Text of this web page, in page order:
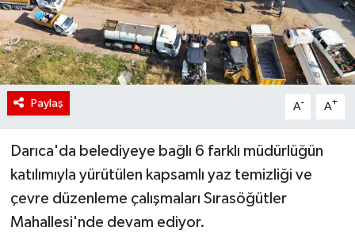
Paylaş A- A+
Darıca'da belediyeye bağlı 6 farklı müdürlüğün
katılımıyla yürütülen kapsamlı yaz temizliği ve
çevre düzenleme çalışmaları Sırasöğütler
Mahallesi'nde devam ediyor.